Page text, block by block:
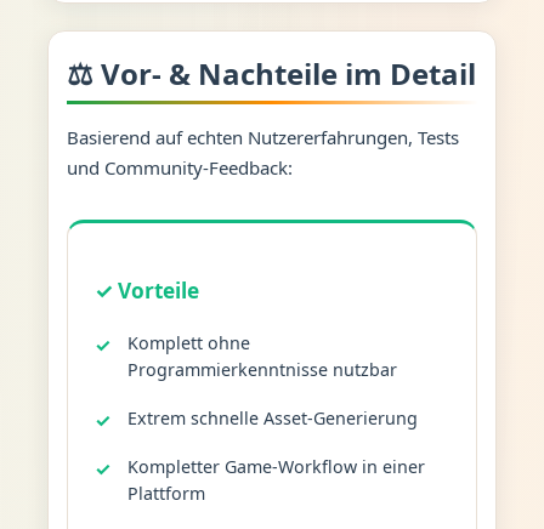
⚖️ Vor- & Nachteile im Detail
Basierend auf echten Nutzererfahrungen, Tests
und Community-Feedback:
✓ Vorteile
Komplett ohne
Programmierkenntnisse nutzbar
Extrem schnelle Asset-Generierung
Kompletter Game-Workflow in einer
Plattform